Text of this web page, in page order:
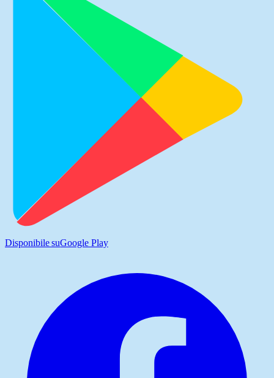
Disponibile suGoogle Play